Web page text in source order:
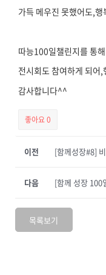
가득 메우진 못했어도,행
따능100일챌린지를 통해
전시회도 참여하게 되어,
감사합니다^^
좋아요0
이전 [함께성장#8]
[함께 성장 100
다음
목록보기